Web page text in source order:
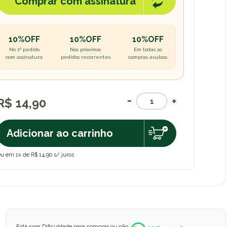
14,90
Adicionar ao carrinho
em 1x de R$ 14,90 s/ juros
10%OFF
No 1º pedido
com assinatura
10%OFF
Nos próximos
pedidos recorrentes
10%OFF
Em todas as
compras avulsas